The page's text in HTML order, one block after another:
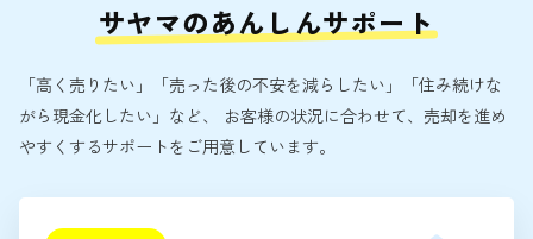
サヤマのあんしんサポート
「高く売りたい」「売った後の不安を減らしたい」「住み続けな
がら現金化したい」など、 お客様の状況に合わせて、売却を進め
やすくするサポートをご用意しています。